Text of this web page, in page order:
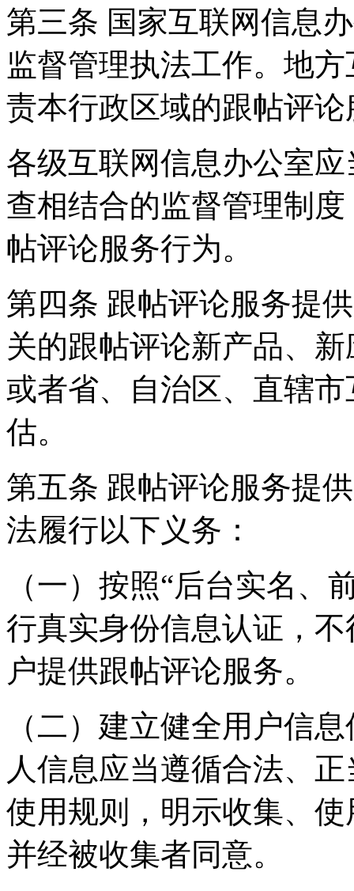
第三条 国家互联网信息
监督管理执法工作。地
责本行政区域的跟帖评
各级互联网信息办公室
查相结合的监督管理制
帖评论服务行为。
第四条 跟帖评论服务提
关的跟帖评论新产品、
或者省、自治区、直辖
估。
第五条 跟帖评论服务提
法履行以下义务：
（一）按照“后台实名、
行真实身份信息认证，
户提供跟帖评论服务。
（二）建立健全用户信
人信息应当遵循合法、
使用规则，明示收集、
并经被收集者同意。